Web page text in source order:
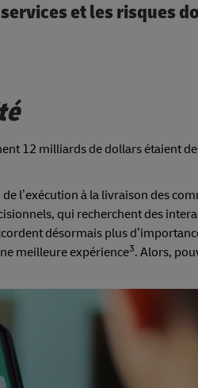
et les risques
12 milliards de dollars étaient
l’exécution à la livraison des
qui recherchent des
désormais plus
meilleure expérience3. Alors,